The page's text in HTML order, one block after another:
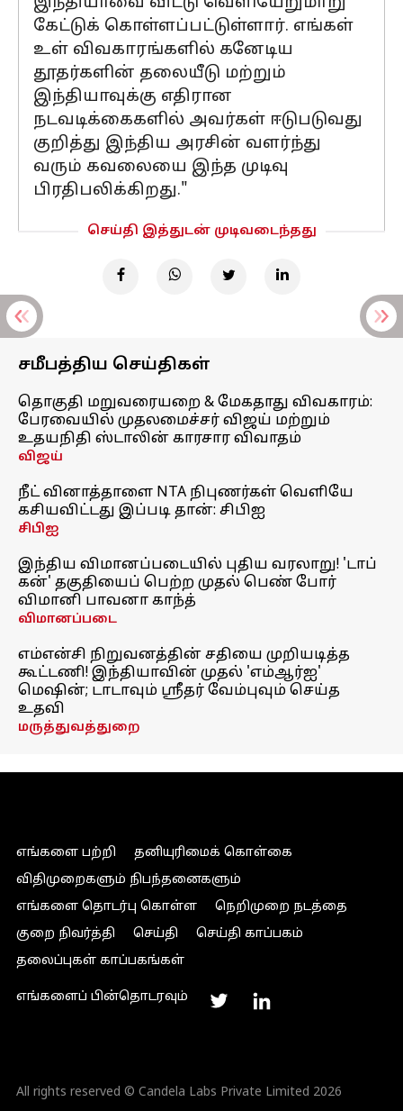
கேட்டுக் கொள்ளப்பட்டுள்ளார். எங்கள்
உள் விவகாரங்களில் கனேடிய
தூதர்களின் தலையீடு மற்றும்
இந்தியாவுக்கு எதிரான
நடவடிக்கைகளில் அவர்கள் ஈடுபடுவது
குறித்து இந்திய அரசின் வளர்ந்து
வரும் கவலையை இந்த முடிவு
பிரதிபலிக்கிறது."
செய்தி இத்துடன் முடிவடைந்தது
சமீபத்திய செய்திகள்
தொகுதி மறுவரையறை & மேகதாது விவகாரம்:
பேரவையில் முதலமைச்சர் விஜய் மற்றும்
உதயநிதி ஸ்டாலின் காரசார விவாதம்
விஜய்
நீட் வினாத்தாளை NTA நிபுணர்கள் வெளியே
கசியவிட்டது இப்படி தான்: சிபிஐ
சிபிஐ
இந்திய விமானப்படையில் புதிய வரலாறு! 'டாப்
கன்' தகுதியைப் பெற்ற முதல் பெண் போர்
விமானி பாவனா காந்த்
விமானப்படை
எம்என்சி நிறுவனத்தின் சதியை முறியடித்த
கூட்டணி! இந்தியாவின் முதல் 'எம்ஆர்ஐ'
மெஷின்; டாடாவும் ஸ்ரீதர் வேம்புவும் செய்த
உதவி
மருத்துவத்துறை
எங்களை பற்றி
தனியுரிமைக் கொள்கை
விதிமுறைகளும் நிபந்தனைகளும்
எங்களை தொடர்பு கொள்ள
நெறிமுறை நடத்தை
குறை நிவர்த்தி
செய்தி
செய்தி காப்பகம்
தலைப்புகள் காப்பகங்கள்
எங்களைப் பின்தொடரவும்
All rights reserved © Candela Labs Private Limited 2026